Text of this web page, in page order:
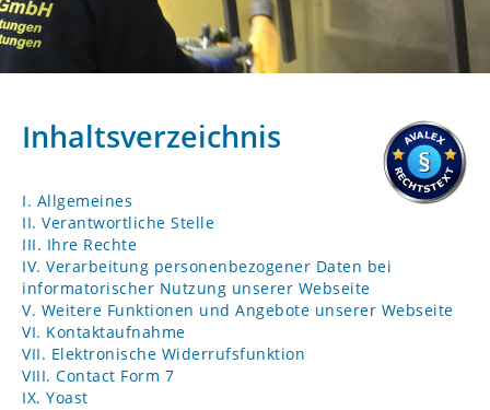
Inhaltsverzeichnis
I. Allgemeines
II. Verantwortliche Stelle
III. Ihre Rechte
IV. Verarbeitung personenbezogener Daten bei
informatorischer Nutzung unserer Webseite
V. Weitere Funktionen und Angebote unserer Webseite
VI. Kontaktaufnahme
VII. Elektronische Widerrufsfunktion
VIII. Contact Form 7
IX. Yoast